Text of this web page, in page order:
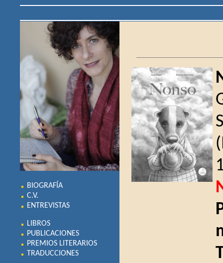
BIOGRAFÍA
C.V.
ENTREVISTAS
LIBROS
PUBLICACIONES
PREMIOS LITERARIOS
TRADUCCIONES